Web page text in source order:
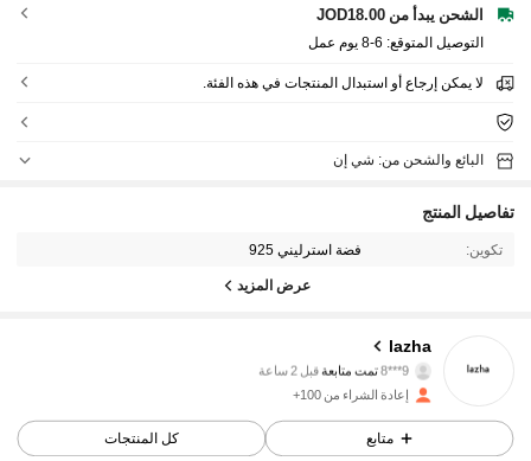
الشحن يبدأ من JOD18.00
التوصيل المتوقع: 6-8 يوم عمل
لا يمكن إرجاع أو استبدال المنتجات في هذه الفئة.
البائع والشحن من: شي إن
تفاصيل المنتج
تكوين: فضة استرليني 925
عرض المزيد
lazha
4.91
635 متابعون
9***8
تمت متابعةقبل 2 ساعة
4.91
635 متابعون
4.91 635 متابعون
إعادة الشراء من 100+
متابع كل المنتجات